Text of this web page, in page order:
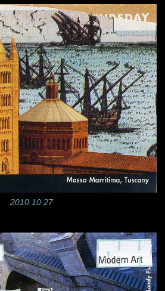
2010 10 27